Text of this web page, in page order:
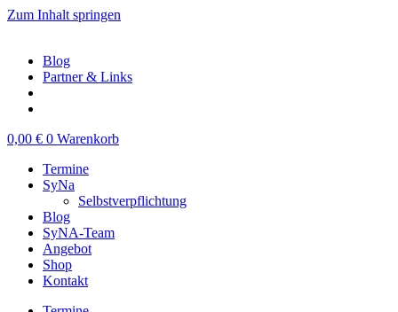
Zum Inhalt springen
Blog
Partner & Links
0,00 € 0 Warenkorb
Termine
SyNa
Selbstverpflichtung
Blog
SyNA-Team
Angebot
Shop
Kontakt